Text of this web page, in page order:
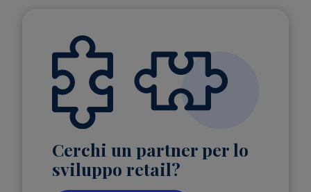
Cerchi un partner per lo
sviluppo retail?